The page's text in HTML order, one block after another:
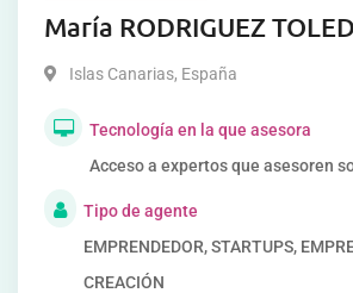
María RODRIGUEZ
Islas Canarias, España
Tecnología en la que asesora
Acceso a expertos que asesoren
Tipo de agente
EMPRENDEDOR, STARTUPS,
CREACIÓN